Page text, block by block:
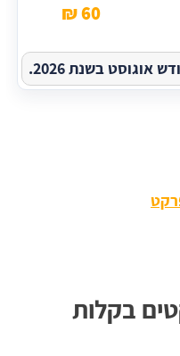
60 ₪
בשנת 2026.
בקלות